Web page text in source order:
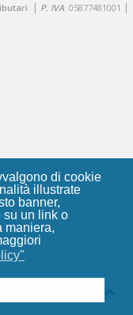
di cookie
illustrate
banner,
su un link o
maniera,
| P. IVA: 05877481001 |